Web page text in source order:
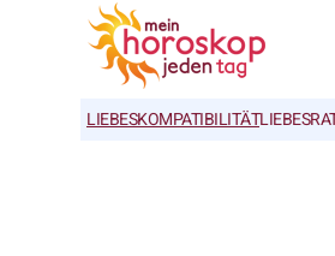
LIEBESKOMPATIBILITÄT